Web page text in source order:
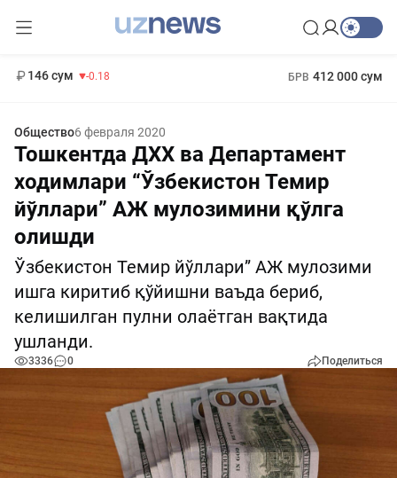
146 сум -0.18 БРВ 412 000 сум
Общество6 февраля 2020
Тошкентда ДХХ ва Департамент
ходимлари “Ўзбекистон Темир
йўллари” АЖ мулозимини қўлга
олишди
Ўзбекистон Темир йўллари” АЖ мулозими
ишга киритиб қўйишни ваъда бериб,
келишилган пулни олаётган вақтида
ушланди.
3336 0 Поделиться